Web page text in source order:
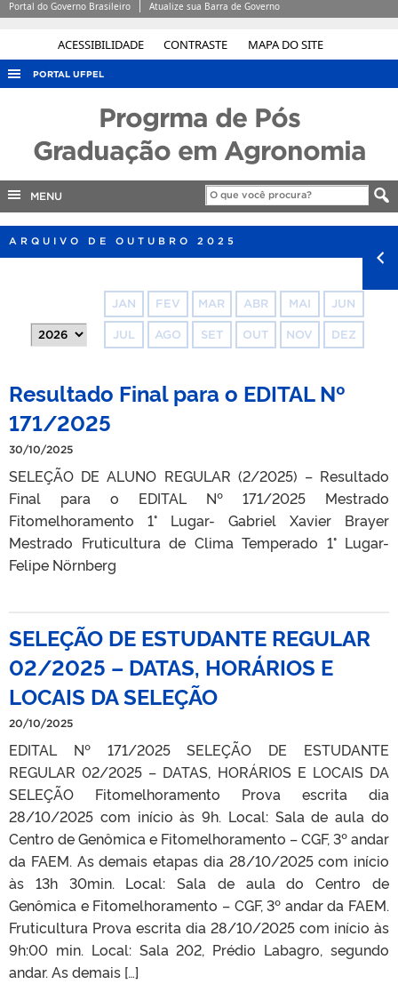
ACESSIBILIDADE CONTRASTE MAPA DO SITE
Portal do Governo Brasileiro Atualize sua Barra de Governo
PORTAL UFPEL
CONCURSOS
EDITAIS
TELEFONES
Progrma de Pós
Graduação em Agronomia
MENU
ARQUIVO DE OUTUBRO 2025
JAN FEV MAR ABR MAI JUN
JUL AGO SET OUT NOV DEZ
Resultado Final para o EDITAL Nº
171/2025
30/10/2025
SELEÇÃO DE ALUNO REGULAR (2/2025) – Resultado
Final para o EDITAL Nº 171/2025 Mestrado
Fitomelhoramento 1° Lugar- Gabriel Xavier Brayer
Mestrado Fruticultura de Clima Temperado 1° Lugar-
Felipe Nörnberg
SELEÇÃO DE ESTUDANTE REGULAR
02/2025 – DATAS, HORÁRIOS E
LOCAIS DA SELEÇÃO
20/10/2025
EDITAL Nº 171/2025 SELEÇÃO DE ESTUDANTE
REGULAR 02/2025 – DATAS, HORÁRIOS E LOCAIS DA
SELEÇÃO Fitomelhoramento Prova escrita dia
28/10/2025 com início às 9h. Local: Sala de aula do
Centro de Genômica e Fitomelhoramento – CGF, 3º andar
da FAEM. As demais etapas dia 28/10/2025 com início
às 13h 30min. Local: Sala de aula do Centro de
Genômica e Fitomelhoramento – CGF, 3º andar da FAEM.
Fruticultura Prova escrita dia 28/10/2025 com início às
9h:00 min. Local: Sala 202, Prédio Labagro, segundo
andar. As demais […]